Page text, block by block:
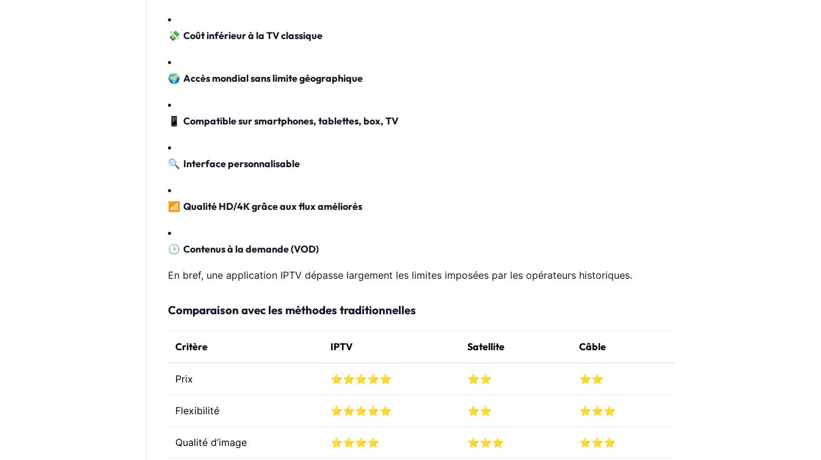
💸 Coût inférieur à la TV classique
🌍 Accès mondial sans limite géographique
📱 Compatible sur smartphones, tablettes, box, TV
🔍 Interface personnalisable
📶 Qualité HD/4K grâce aux flux améliorés
🕒 Contenus à la demande (VOD)
En bref, une application IPTV dépasse largement les limites imposées par les opérateurs historiques.
Comparaison avec les méthodes traditionnelles
Critère IPTV Satellite Câble
Prix ⭐⭐⭐⭐⭐ ⭐⭐ ⭐⭐
Flexibilité ⭐⭐⭐⭐⭐ ⭐⭐ ⭐⭐⭐
Qualité d’image ⭐⭐⭐⭐ ⭐⭐⭐ ⭐⭐⭐